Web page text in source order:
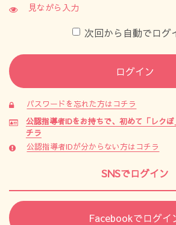
見ながら入力
次回から自動でログ
ログイン
パスワードを忘れた方はコチラ
公認指導者IDをお持ちで、初めて「レク
チラ
公認指導者IDが分からない方はコチラ
SNSでログイン
Facebookでログイ